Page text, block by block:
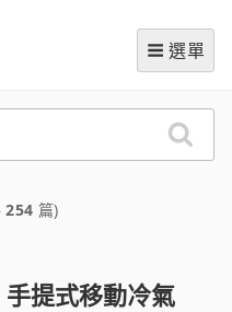
鳥窩
選單
254 篇)
提式移動冷氣